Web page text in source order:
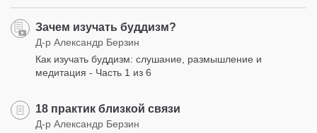
Зачем изучать буддизм?
Д-р Александр Берзин
Как изучать буддизм: слушание, размышление и
медитация - Часть 1 из 6
18 практик близкой связи
Д-р Александр Берзин